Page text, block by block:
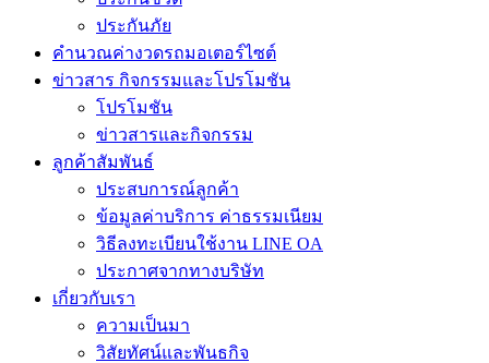
ประกันภัย
คำนวณค่างวดรถมอเตอร์ไซต์
ข่าวสาร กิจกรรมและโปรโมชัน
โปรโมชัน
ข่าวสารและกิจกรรม
ลูกค้าสัมพันธ์
ประสบการณ์ลูกค้า
ข้อมูลค่าบริการ ค่าธรรมเนียม
วิธีลงทะเบียนใช้งาน LINE OA
ประกาศจากทางบริษัท
เกี่ยวกับเรา
ความเป็นมา
วิสัยทัศน์และพันธกิจ